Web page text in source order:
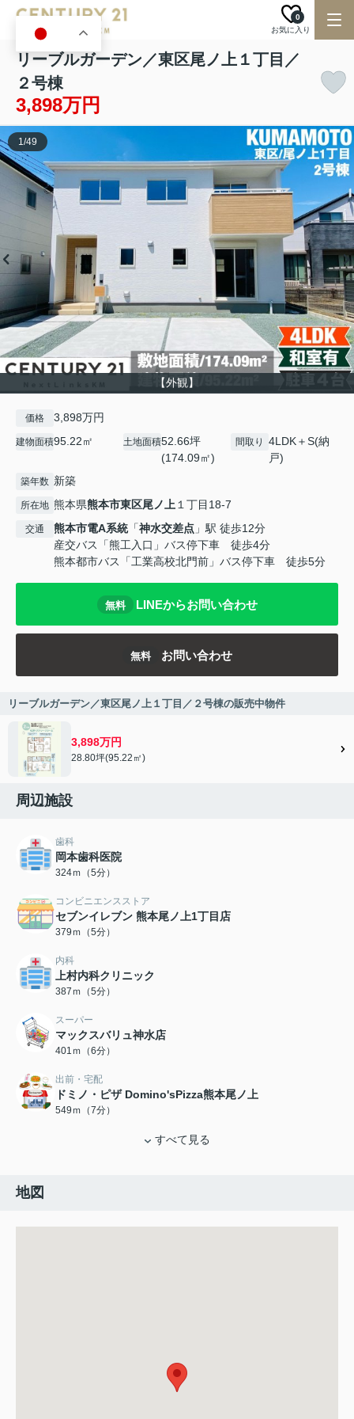
お気に入り
0
リーブルガーデン／東区尾ノ上１丁目／
２号棟
3,898万円
【外観】
1/49
価格 3,898万円
建物面積95.22㎡ 土地面積52.66坪
(174.09㎡)
間取り
4LDK＋S(納
戸)
築年数 新築
所在地 熊本県熊本市東区尾ノ上１丁目18-7
交通 熊本市電A系統「神水交差点 」駅 徒歩12分
産交バス「熊工入口」バス停下車 徒歩4分
熊本都市バス「工業高校北門前」バス停下車 徒歩5分
無料 LINEからお問い合わせ
無料 お問い合わせ
リーブルガーデン／東区尾ノ上１丁目／２号棟の販売中物件
3,898万円
28.80坪(95.22㎡)
周辺施設
歯科
岡本歯科医院
324ｍ（5分）
コンビニエンスストア
セブンイレブン 熊本尾ノ上1丁目店
379ｍ（5分）
内科
上村内科クリニック
387ｍ（5分）
スーパー
マックスバリュ神水店
401ｍ（6分）
出前・宅配
ドミノ・ピザ Domino'sPizza熊本尾ノ上
549ｍ（7分）
すべて見る
地図